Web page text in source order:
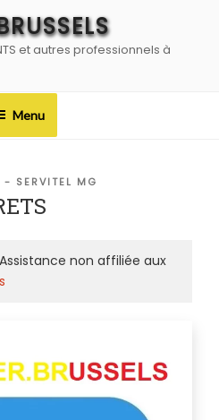
et autres professionnels à
Menu
- SERVITEL MG
Assistance non affiliée aux